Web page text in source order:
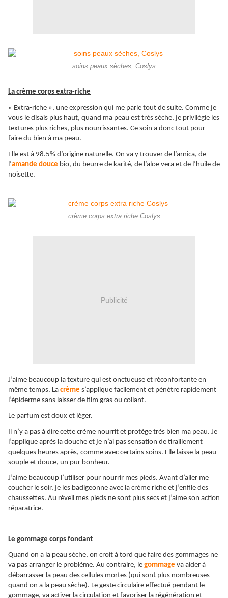
soins peaux sèches, Coslys
La crème corps extra-riche
« Extra-riche », une expression qui me parle tout de suite. Comme je
vous le disais plus haut, quand ma peau est très sèche, je privilégie les
textures plus riches, plus nourrissantes. Ce soin a donc tout pour
faire du bien à ma peau.
Elle est à 98.5% d’origine naturelle. On va y trouver de l’arnica, de
l’amande douce bio, du beurre de karité, de l’aloe vera et de l’huile de
noisette.
crème corps extra riche Coslys
Publicité
J’aime beaucoup la texture qui est onctueuse et réconfortante en
même temps. La crème s’applique facilement et pénètre rapidement
l’épiderme sans laisser de film gras ou collant.
Le parfum est doux et léger.
Il n’y a pas à dire cette crème nourrit et protège très bien ma peau. Je
l’applique après la douche et je n’ai pas sensation de tiraillement
quelques heures après, comme avec certains soins. Elle laisse la peau
souple et douce, un pur bonheur.
J’aime beaucoup l’utiliser pour nourrir mes pieds. Avant d’aller me
coucher le soir, je les badigeonne avec la crème riche et j’enfile des
chaussettes. Au réveil mes pieds ne sont plus secs et j’aime son action
réparatrice.
Le gommage corps fondant
Quand on a la peau sèche, on croit à tord que faire des gommages ne
va pas arranger le problème. Au contraire, le gommage va aider à
débarrasser la peau des cellules mortes (qui sont plus nombreuses
quand on a la peau sèche). Le geste circulaire effectué pendant le
gommage, va activer la circulation et favoriser la régénération et